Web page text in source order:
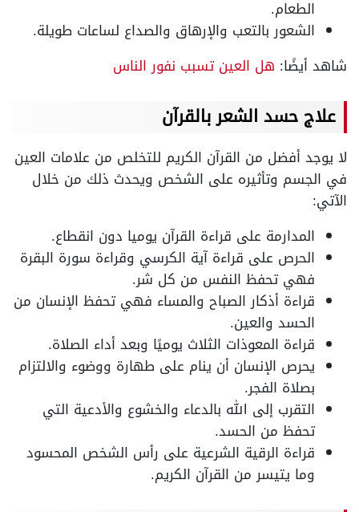
الطعام.
الشعور بالتعب والإرهاق والصداع لساعات طويلة.
شاهد أيضًا: هل العين تسبب نفور الناس
علاج حسد الشعر بالقرآن
لا يوجد أفضل من القرآن الكريم للتخلص من علامات العين
في الجسم وتأثيره على الشخص ويحدث ذلك من خلال
الآتي:
المدارمة على قراءة القرآن يوميا دون انقطاع.
الحرص على قراءة آية الكرسي وقراءة سورة البقرة
فهي تحفظ النفس من كل شر.
قراءة أذكار الصباح والمساء فهي تحفظ الإنسان من
الحسد والعين.
قراءة المعوذات الثلاث يوميًا وبعد أداء الصلاة.
يحرص الإنسان أن ينام على طهارة ووضوء والالتزام
بصلاة الفجر.
التقرب إلى الله بالدعاء والخشوع والأدعية التي
تحفظ من الحسد.
قراءة الرقية الشرعية على رأس الشخص المحسود
وما يتيسر من القرآن الكريم.